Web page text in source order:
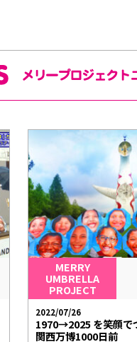
MERRY
UMBRELLA
PROJECT
2022/07/26
1970→2025 を笑顔で
関西万博1000日前